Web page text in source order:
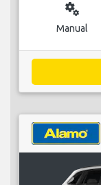
miscellaneous_services
Manual